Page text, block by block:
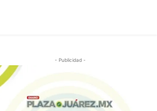
- Publicidad -